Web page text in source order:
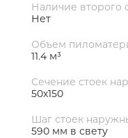
Наличие второго
Нет
Объем
11.4 м³
Сечение стоек
50х150
Шаг стоек
590 мм в свету